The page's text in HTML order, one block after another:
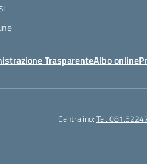
TrasparenteAlbo online
Centralino:Tel.